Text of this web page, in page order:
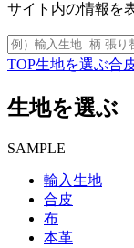
サイト内の情報を
TOP生地を選ぶ合
生地を選ぶ
SAMPLE
輸入生地
合皮
布
本革